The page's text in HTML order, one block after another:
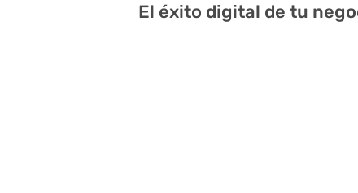
El éxito digital de tu